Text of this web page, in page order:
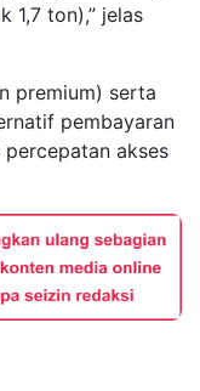
1,7 ton),” jelas
premium) serta
pembayaran
percepatan akses